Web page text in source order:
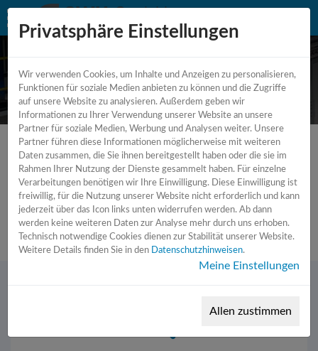
Fehler 404 Seite nicht gefunden !
Oops ! Die Seite wurde nicht gefunden ...
Privatsphäre Einstellungen
Wir verwenden Cookies, um Inhalte und Anzeigen zu personalisieren,
Funktionen für soziale Medien anbieten zu können und die Zugriffe
auf unsere Website zu analysieren. Außerdem geben wir
Informationen zu Ihrer Verwendung unserer Website an unsere
Partner für soziale Medien, Werbung und Analysen weiter. Unsere
Partner führen diese Informationen möglicherweise mit weiteren
Daten zusammen, die Sie ihnen bereitgestellt haben oder die sie im
Rahmen Ihrer Nutzung der Dienste gesammelt haben. Für einzelne
Verarbeitungen benötigen wir Ihre Einwilligung. Diese Einwilligung ist
freiwillig, für die Nutzung unserer Website nicht erforderlich und kann
jederzeit über das Icon links unten widerrufen werden. Ab dann
werden keine weiteren Daten zur Analyse mehr durch uns erhoben.
Technisch notwendige Cookies dienen zur Stabilität unserer Website.
Weitere Details finden Sie in den
Datenschutzhinweisen.
Meine Einstellungen
Allen zustimmen